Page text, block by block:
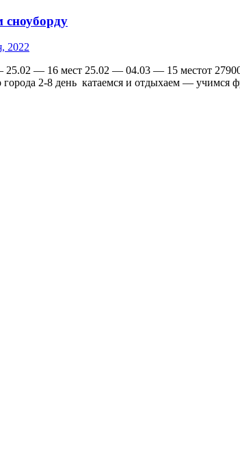
сноуборду
2022
— 16 мест 25.02 — 04.03 — 15 местот
2-8 день катаемся и отдыхаем — учимся